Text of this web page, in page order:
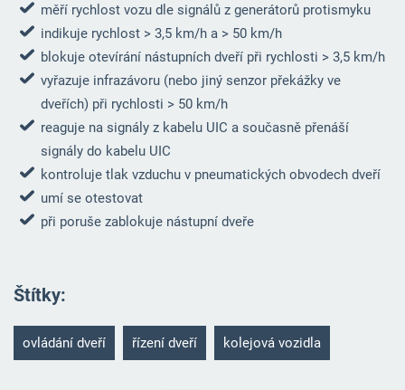
měří rychlost vozu dle signálů z generátorů protismyku
indikuje rychlost > 3,5 km/h a > 50 km/h
blokuje otevírání nástupních dveří při rychlosti > 3,5 km/h
vyřazuje infrazávoru (nebo jiný senzor překážky ve
dveřích) při rychlosti > 50 km/h
reaguje na signály z kabelu UIC a současně přenáší
signály do kabelu UIC
kontroluje tlak vzduchu v pneumatických obvodech dveří
umí se otestovat
při poruše zablokuje nástupní dveře
Štítky:
ovládání dveří řízení dveří kolejová vozidla